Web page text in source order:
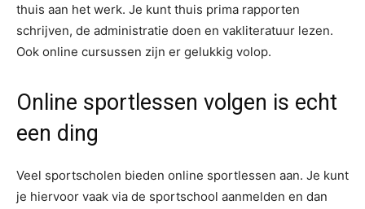
thuis aan het werk. Je kunt thuis prima rapporten
schrijven, de administratie doen en vakliteratuur lezen.
Ook online cursussen zijn er gelukkig volop.
Online sportlessen volgen is echt
een ding
Veel sportscholen bieden online sportlessen aan. Je kunt
je hiervoor vaak via de sportschool aanmelden en dan